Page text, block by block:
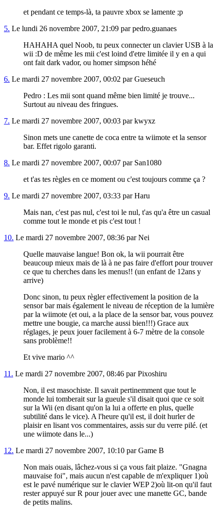
et pendant ce temps-là, ta pauvre xbox se lamente ;p
5. Le lundi 26 novembre 2007, 21:09 par pedro.guanaes
HAHAHA quel Noob, tu peux connecter un clavier USB à la
wii :D de même les mii c'est loind d'etre limitée il y en a qui
ont fait dark vador, ou homer simpson héhé
6. Le mardi 27 novembre 2007, 00:02 par Gueseuch
Pedro : Les mii sont quand même bien limité je trouve...
Surtout au niveau des fringues.
7. Le mardi 27 novembre 2007, 00:03 par kwyxz
Sinon mets une canette de coca entre ta wiimote et la sensor
bar. Effet rigolo garanti.
8. Le mardi 27 novembre 2007, 00:07 par San1080
et t'as tes règles en ce moment ou c'est toujours comme ça ?
9. Le mardi 27 novembre 2007, 03:33 par Haru
Mais nan, c'est pas nul, c'est toi le nul, t'as qu'a être un casual
comme tout le monde et pis c'est tout !
10. Le mardi 27 novembre 2007, 08:36 par Nei
Quelle mauvaise langue! Bon ok, la wii pourrait être
beaucoup mieux mais de là à ne pas faire d'effort pour trouver
ce que tu cherches dans les menus!! (un enfant de 12ans y
arrive)
Donc sinon, tu peux règler effectivement la position de la
sensor bar mais également le niveau de réception de la lumière
par la wiimote (et oui, a la place de la sensor bar, vous pouvez
mettre une bougie, ca marche aussi bien!!!) Grace aux
réglages, je peux jouer facilement à 6-7 mètre de la console
sans problème!!
Et vive mario ^^
11. Le mardi 27 novembre 2007, 08:46 par Pixoshiru
Non, il est masochiste. Il savait pertinemment que tout le
monde lui tomberait sur la gueule s'il disait quoi que ce soit
sur la Wii (en disant qu'on la lui a offerte en plus, quelle
subtilité dans le vice). A l'heure qu'il est, il doit hurler de
plaisir en lisant vos commentaires, assis sur du verre pilé. (et
une wiimote dans le...)
12. Le mardi 27 novembre 2007, 10:10 par Game B
Non mais ouais, lâchez-vous si ça vous fait plaize. "Gnagna
mauvaise foi", mais aucun n'est capable de m'expliquer 1)où
est le pavé numérique sur le clavier WEP 2)où lit-on qu'il faut
rester appuyé sur R pour jouer avec une manette GC, bande
de petits malins.